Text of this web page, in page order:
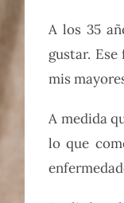
A los 35
gustar.
mis
A medida
lo que